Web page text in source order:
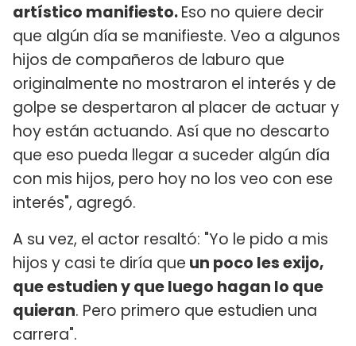
artístico manifiesto.Eso no quiere decir
que algún día se manifieste. Veo a algunos
hijos de compañeros de laburo que
originalmente no mostraron el interés y de
golpe se despertaron al placer de actuar y
hoy están actuando. Así que no descarto
que eso pueda llegar a suceder algún día
con mis hijos, pero hoy no los veo con ese
interés", agregó.
A su vez, el actor resaltó: "Yo le pido a mis
hijos y casi te diría que un poco les exijo,
que estudien y que luego hagan lo que
quieran. Pero primero que estudien una
carrera".